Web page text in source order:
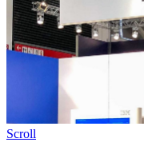
Scroll